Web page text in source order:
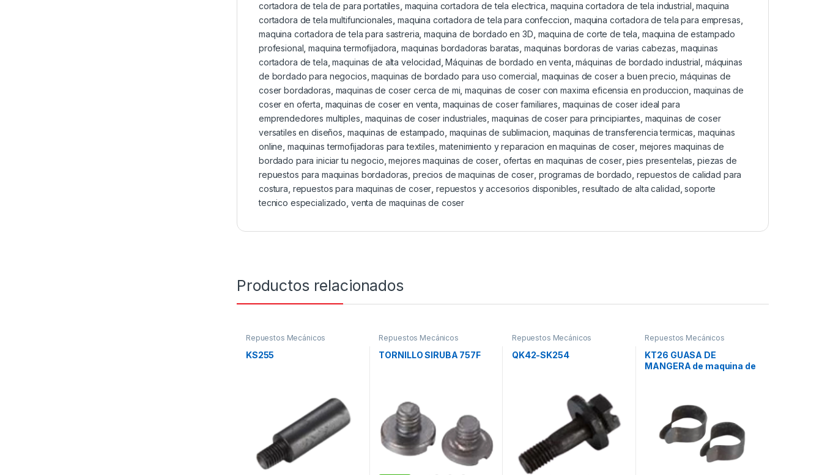
cortadora de tela de para portatiles maquina cortadora de tela electrica maquina cortadora de tela industrial ,maquina
cortadora de tela multifuncionales maquina cortadora de tela para confeccion maquina cortadora de tela para empresas
maquina cortadora de tela para sastreria ,maquina de bordado en 3D maquina de corte de tela maquina de estampado
profesional ,maquina termofijadora maquinas bordadoras baratas maquinas bordoras de varias cabezas maquinas
cortadora de tela ,maquinas de alta velocidad ,Máquinas de bordado en venta ,máquinas de bordado industrial máquinas
de bordado para negocios ,maquinas de bordado para uso comercial maquinas de coser a buen precio ,máquinas de
coser bordadoras maquinas de coser cerca de mi ,maquinas de coser con maxima eficensia en produccion maquinas de
coser en oferta maquinas de coser en venta maquinas de coser familiares maquinas de coser ideal para
emprendedores multiples maquinas de coser industriales ,maquinas de coser para principiantes maquinas de coser
versatiles en diseños maquinas de estampado maquinas de sublimacion ,maquinas de transferencia termicas ,maquinas
online maquinas termofijadoras para textiles ,matenimiento y reparacion en maquinas de coser mejores maquinas de
bordado para iniciar tu negocio ,mejores maquinas de coser, ofertas en maquinas de coser,pies presentelas piezas de
repuestos para maquinas bordadoras precios de maquinas de coser programas de bordado repuestos de calidad para
costura repuestos para maquinas de coser ,repuestos y accesorios disponibles ,resultado de alta calidad ,soporte
tecnico especializado venta de maquinas de coser
Productos relacionados
Repuestos Mecánicos
KS255
Repuestos Mecánicos
TORNILLO SIRUBA 757F
Repuestos Mecánicos
QK42-SK254
Repuestos Mecánicos
KT26 GUASA DE
MANGERA de maquina de